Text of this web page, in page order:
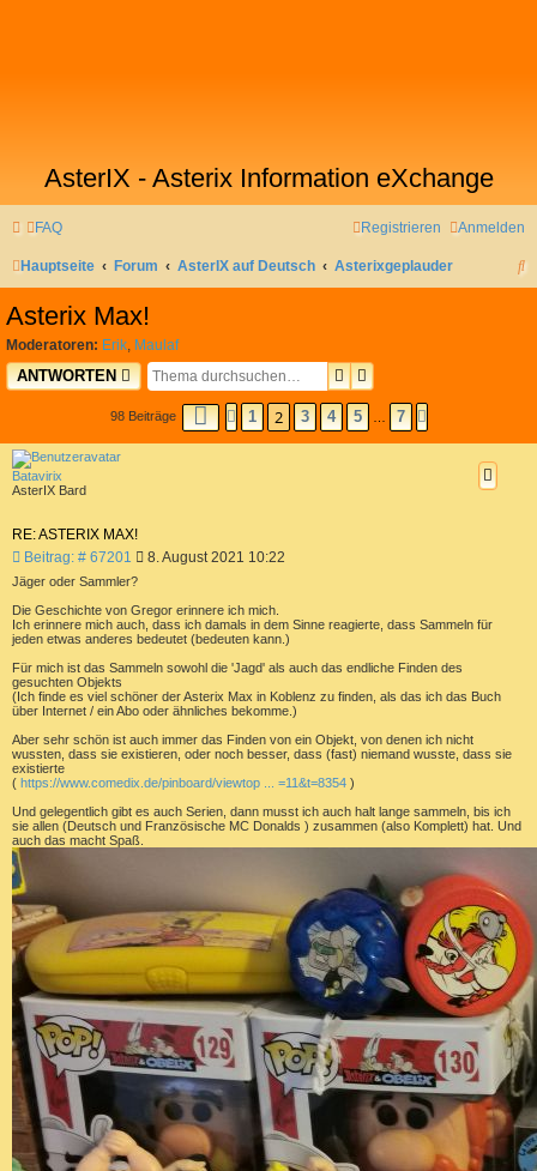
AsterIX - Asterix Information eXchange
FAQ Anmelden
Registrieren
Hauptseite Forum AsterIX auf Deutsch Asterixgeplauder
S
Asterix Max!
Moderatoren: Erik, Maulaf
ANTWORTEN SUCHEERWEITERTE SUCHE
98 Beiträge SEITE VON 7
VORHERIGE
1 2 3 4 5 … 7
Batavirix
AsterIX Bard
RE: ASTERIX MAX!
Beitrag: # 67201 B
e
t
r
a
g
8. August 2021 10:22
Jäger oder Sammler?
Die Geschichte von Gregor erinnere ich mich.
Ich erinnere mich auch, dass ich damals in dem Sinne reagierte, dass Sammeln für
jeden etwas anderes bedeutet (bedeuten kann.)
Für mich ist das Sammeln sowohl die 'Jagd' als auch das endliche Finden des
gesuchten Objekts
(Ich finde es viel schöner der Asterix Max in Koblenz zu finden, als das ich das Buch
über Internet / ein Abo oder ähnliches bekomme.)
Aber sehr schön ist auch immer das Finden von ein Objekt, von denen ich nicht
wussten, dass sie existieren, oder noch besser, dass (fast) niemand wusste, dass sie
existierte
( https://www.comedix.de/pinboard/viewtop ... =11&t=8354 )
Und gelegentlich gibt es auch Serien, dann musst ich auch halt lange sammeln, bis ich
sie allen (Deutsch und Französische MC Donalds ) zusammen (also Komplett) hat. Und
auch das macht Spaß.